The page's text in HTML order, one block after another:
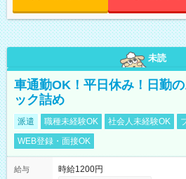
未読
車通勤OK！平日休み！日勤
ック詰め
派遣 職種未経験OK 社会人未経験OK
WEB登録・面接OK
給与
時給1200円